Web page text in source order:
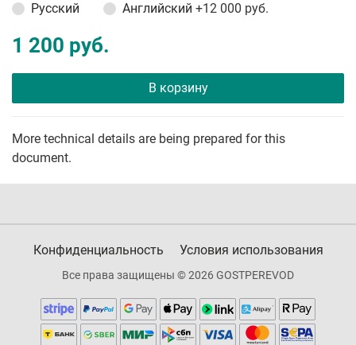
Русский
Английский +12 000 руб.
1 200 руб.
В корзину
More technical details are being prepared for this
document.
Конфиденциальность Условия использования
Все права защищены © 2026 GOSTPEREVOD